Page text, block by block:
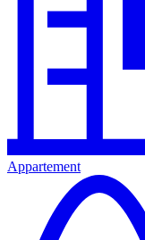
Appartement